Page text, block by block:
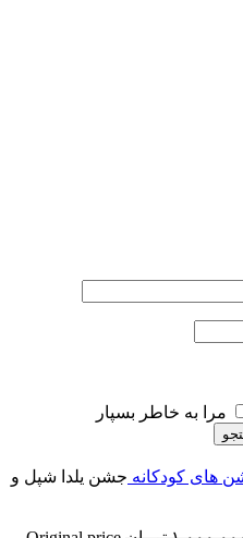
مرا به خاطر بسپار
کودکانهجشن یلدا شپل و